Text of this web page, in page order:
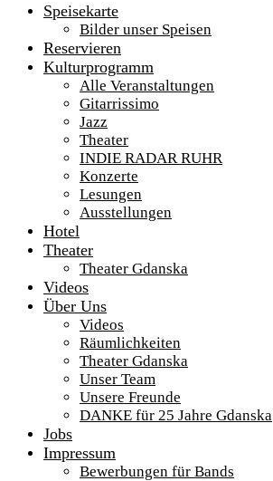
Speisekarte
Bilder unser Speisen
Reservieren
Kulturprogramm
Alle Veranstaltungen
Gitarrissimo
Jazz
Theater
INDIE RADAR RUHR
Konzerte
Lesungen
Ausstellungen
Hotel
Theater
Theater Gdanska
Videos
Über Uns
Videos
Räumlichkeiten
Theater Gdanska
Unser Team
Unsere Freunde
DANKE für 25 Jahre Gdanska
Jobs
Impressum
Bewerbungen für Bands